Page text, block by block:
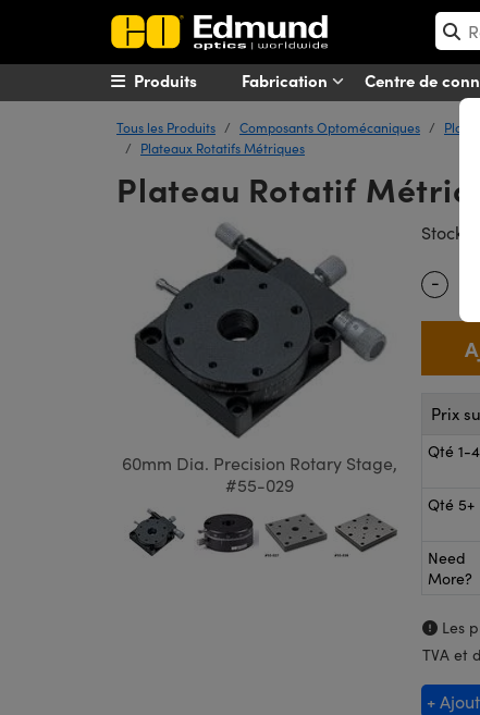
Fabrication Centre de
Produits
Tous les Produits Composants Optomécaniques
Plateaux Rotatifs Métriques
Plateau Rotatif
60mm Dia. Precision Rotary Stage,
#55-029
Stock
-
Prix
Qté 1-4
Qté 5+
Need
More?
Les
TVA et
+